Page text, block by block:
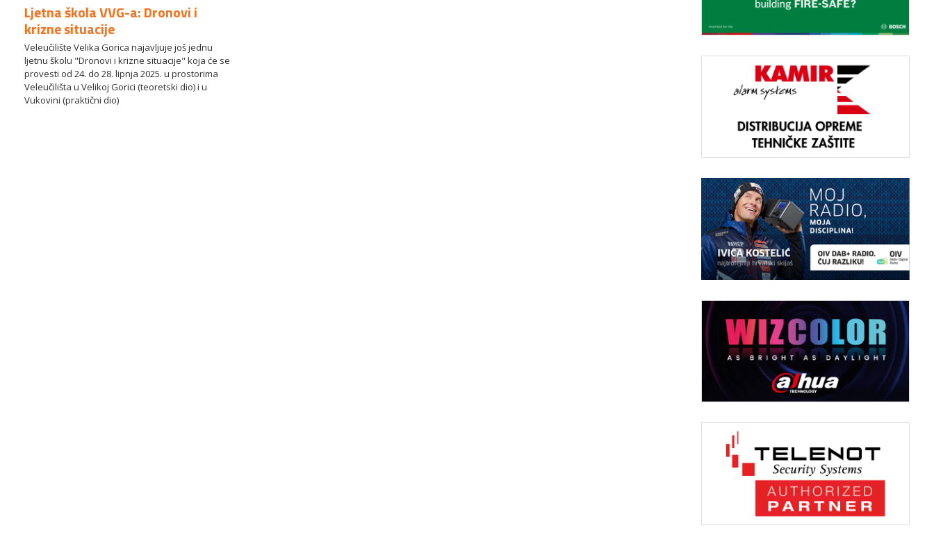
Ljetna škola VVG-a: Dronovi i
krizne situacije
Veleučilište Velika Gorica najavljuje još jednu
ljetnu školu "Dronovi i krizne situacije" koja će se
provesti od 24. do 28. lipnja 2025. u prostorima
Veleučilišta u Velikoj Gorici (teoretski dio) i u
Vukovini (praktični dio)